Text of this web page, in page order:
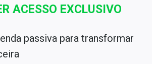
ACESSO EXCLUSIVO
passiva para transformar